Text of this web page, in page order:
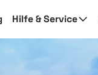
Hilfe & Service